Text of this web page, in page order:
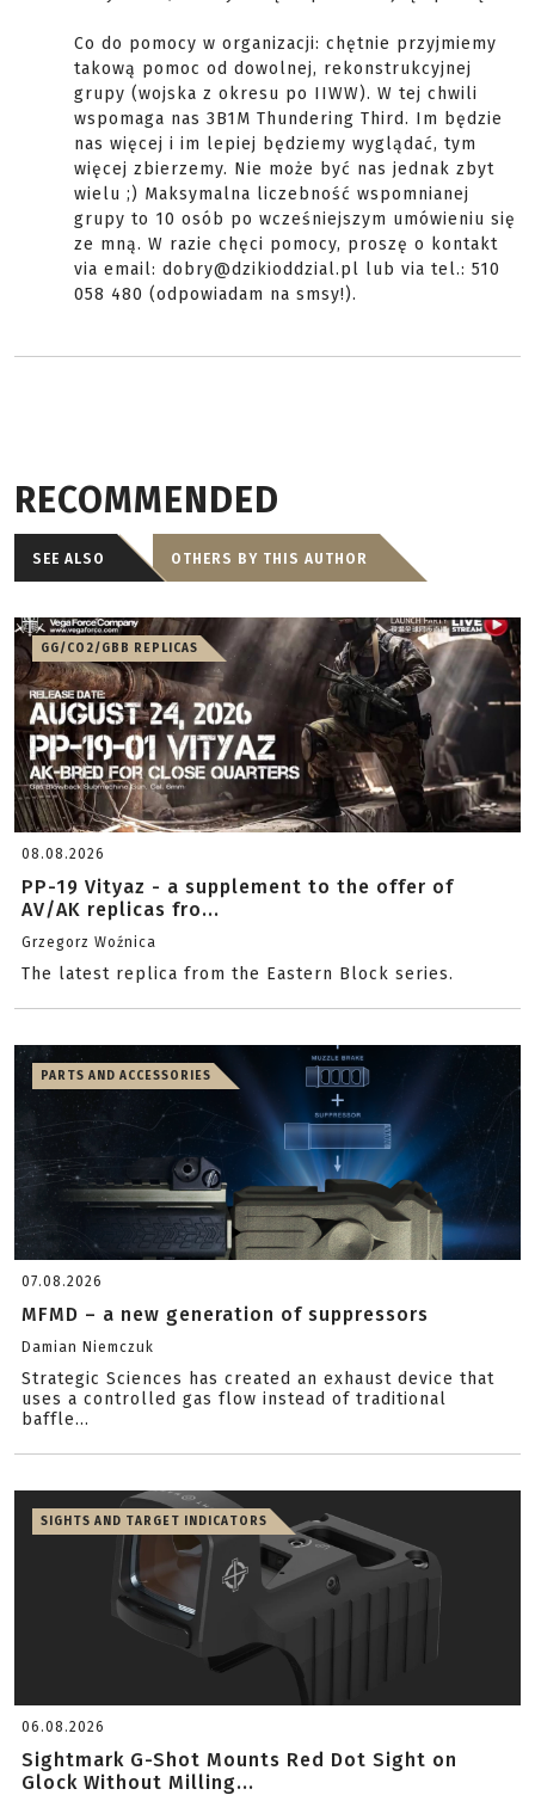
Co do pomocy w organizacji: chętnie przyjmiemy
takową pomoc od dowolnej, rekonstrukcyjnej
grupy (wojska z okresu po IIWW). W tej chwili
wspomaga nas 3B1M Thundering Third. Im będzie
nas więcej i im lepiej będziemy wyglądać, tym
więcej zbierzemy. Nie może być nas jednak zbyt
wielu ;) Maksymalna liczebność wspomnianej
grupy to 10 osób po wcześniejszym umówieniu się
ze mną. W razie chęci pomocy, proszę o kontakt
via email: dobry@dzikioddzial.pl lub via tel.: 510
058 480 (odpowiadam na smsy!).
RECOMMENDED
SEE ALSO OTHERS BY THIS AUTHOR
GG/CO2/GBB REPLICAS
08.08.2026
PP-19 Vityaz - a supplement to the offer of
AV/AK replicas fro...
Grzegorz Woźnica
The latest replica from the Eastern Block series.
PARTS AND ACCESSORIES
07.08.2026
MFMD – a new generation of suppressors
Damian Niemczuk
Strategic Sciences has created an exhaust device that
uses a controlled gas flow instead of traditional
baffle...
SIGHTS AND TARGET INDICATORS
06.08.2026
Sightmark G-Shot Mounts Red Dot Sight on
Glock Without Milling...